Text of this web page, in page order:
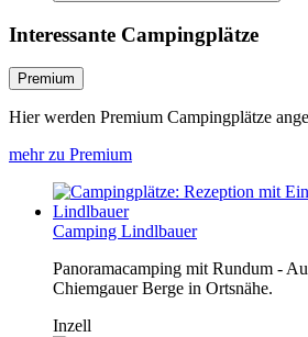
Interessante Campingplätze
Premium
Hier werden Premium Campingplätze
mehr zu Premium
Camping Lindlbauer
Panoramacamping mit Rundum -
Chiemgauer Berge in Ortsnähe.
Inzell